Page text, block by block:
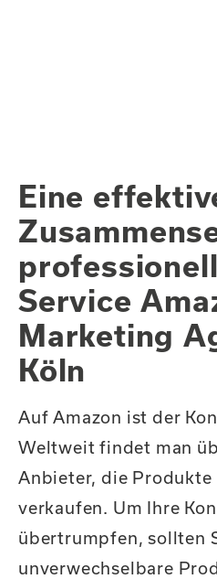
Eine
Service
Marketing
Köln
Auf Amazon ist der
Weltweit findet man
Anbieter, die Produkte
verkaufen. Um Ihre
übertrumpfen, sollten
unverwechselbare